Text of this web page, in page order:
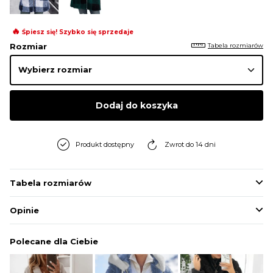
BLUZY
BUTY
SWETRY
🔥 Śpiesz się! Szybko się sprzedaje
Rozmiar Tabela rozmiarów
Dodaj do koszyka
Produkt dostępny Zwrot do 14 dni
Tabela rozmiarów
Opinie
Polecane dla Ciebie